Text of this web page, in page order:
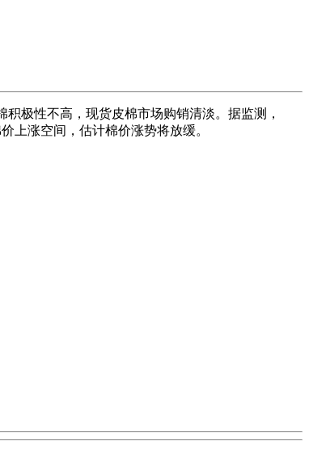
极性不高，现货皮棉市场购销清淡。据监测，
上涨空间，估计棉价涨势将放缓。